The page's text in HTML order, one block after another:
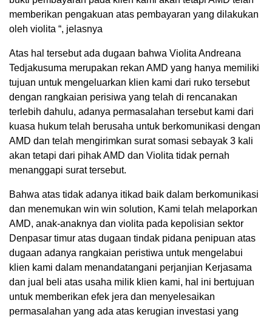
memberikan pengakuan atas pembayaran yang dilakukan
oleh violita “, jelasnya
Atas hal tersebut ada dugaan bahwa Violita Andreana
Tedjakusuma merupakan rekan AMD yang hanya memiliki
tujuan untuk mengeluarkan klien kami dari ruko tersebut
dengan rangkaian perisiwa yang telah di rencanakan
terlebih dahulu, adanya permasalahan tersebut kami dari
kuasa hukum telah berusaha untuk berkomunikasi dengan
AMD dan telah mengirimkan surat somasi sebayak 3 kali
akan tetapi dari pihak AMD dan Violita tidak pernah
menanggapi surat tersebut.
Bahwa atas tidak adanya itikad baik dalam berkomunikasi
dan menemukan win win solution, Kami telah melaporkan
AMD, anak-anaknya dan violita pada kepolisian sektor
Denpasar timur atas dugaan tindak pidana penipuan atas
dugaan adanya rangkaian peristiwa untuk mengelabui
klien kami dalam menandatangani perjanjian Kerjasama
dan jual beli atas usaha milik klien kami, hal ini bertujuan
untuk memberikan efek jera dan menyelesaikan
permasalahan yang ada atas kerugian investasi yang